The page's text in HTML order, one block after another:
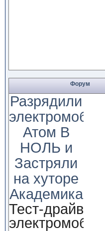
Форум
Разрядили
электромобиль
Атом В
НОЛЬ и
Застряли
на хуторе
Академика
Тест-драйв
электромобиля